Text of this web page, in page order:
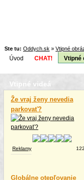
Ste tu: Oddych.sk » Vtipné
Úvod CHAT! Vtipné
Vtipné videá
Že vraj ženy nevedia
parkovať?
Reklamy
Globálne otepľovanie